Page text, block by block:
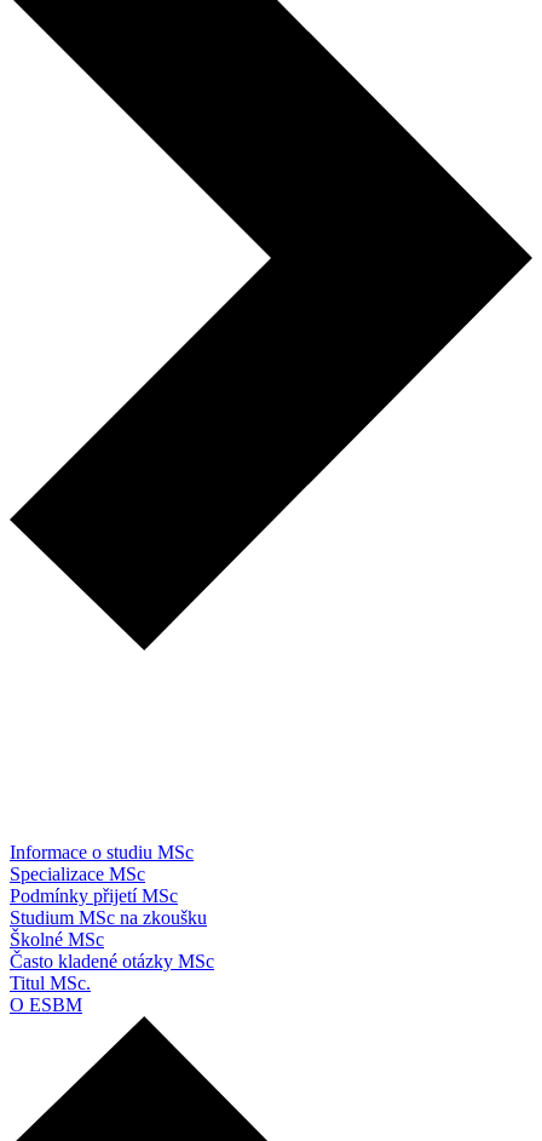
Informace o studiu MSc
Specializace MSc
Podmínky přijetí MSc
Studium MSc na zkoušku
Školné MSc
Často kladené otázky MSc
Titul MSc.
O ESBM